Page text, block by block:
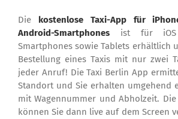
Die kostenlose Taxi-App für
Android-Smartphones ist für iOS
Smartphones sowie Tablets erhältlich
Bestellung eines Taxis mit nur zwei
jeder Anruf! Die Taxi Berlin App
Standort und Sie erhalten umgehend
mit Wagennummer und Abholzeit.
können Sie dann live auf dem Screen